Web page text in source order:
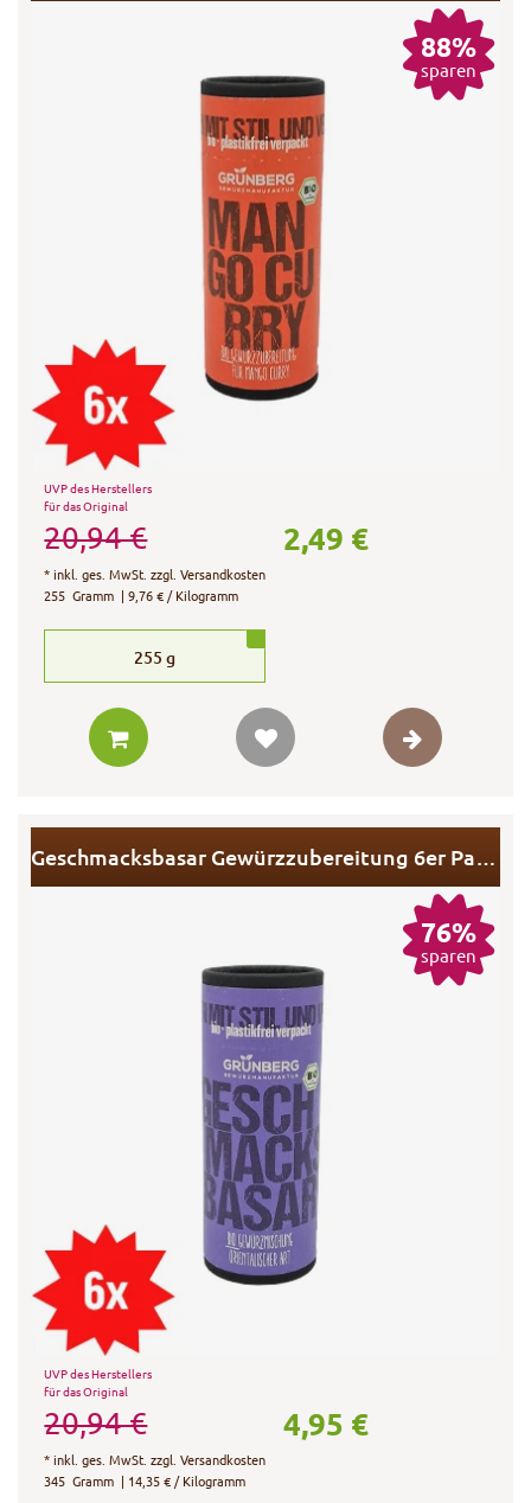
88%
sparen
UVP des Herstellers
für das Original
20,94 € 2,49 €
*inkl. ges. MwSt. zzgl.Versandkosten
255 Gramm | 9,76 € / Kilogramm
255 g
Geschmacksbasar Gewürzzubereitung 6er Pack MHD
76%
sparen
UVP des Herstellers
für das Original
20,94 € 4,95 €
*inkl. ges. MwSt. zzgl.Versandkosten
345 Gramm | 14,35 € / Kilogramm